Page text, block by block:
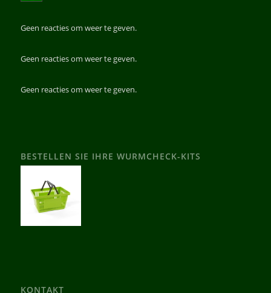
Geen reacties om weer te geven.
Geen reacties om weer te geven.
Geen reacties om weer te geven.
BESTELLEN SIE IHRE WURMCHECK-KITS
KONTAKT